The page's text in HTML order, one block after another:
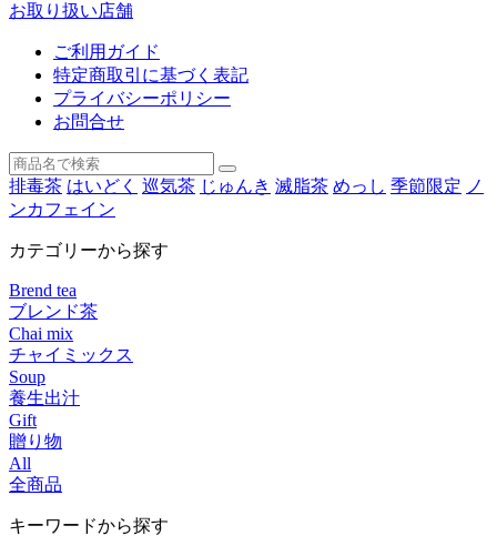
お取り扱い店舗
ご利用ガイド
特定商取引に基づく表記
プライバシーポリシー
お問合せ
排毒茶 はいどく 巡気茶 じゅんき 滅脂茶 めっし 季節限定 ノ
ンカフェイン
カテゴリーから探す
Brend tea
ブレンド茶
Chai mix
チャイミックス
Soup
養生出汁
Gift
贈り物
All
全商品
キーワードから探す